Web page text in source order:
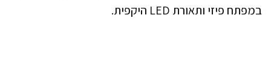
במפתח פיזי ותאורת LED היקפית.